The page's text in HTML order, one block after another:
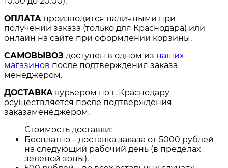
ОПЛАТА производится наличными при
получении заказа (только для Краснодара) или
онлайн на сайте при оформлении корзины.
САМОВЫВОЗ доступен в одном из наших
магазинов после подтверждения заказа
менеджером.
ДОСТАВКА курьером по г. Краснодару
осуществляется после подтверждения
заказаменеджером.
Стоимость доставки:
Бесплатно – доставка заказа от 5000 рублей
на следующий рабочий день (в пределах
зеленой зоны).